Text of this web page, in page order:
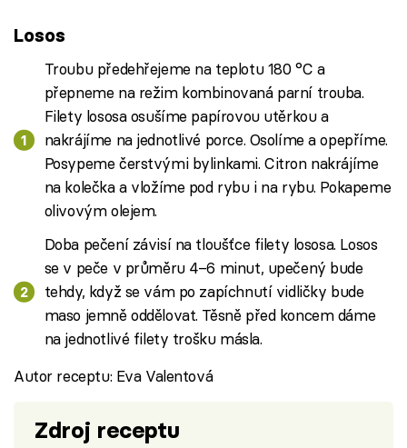
Losos
Troubu předehřejeme na teplotu 180 °C a
přepneme na režim kombinovaná parní trouba.
Filety lososa osušíme papírovou utěrkou a
nakrájíme na jednotlivé porce. Osolíme a opepříme.
Posypeme čerstvými bylinkami. Citron nakrájíme
na kolečka a vložíme pod rybu i na rybu. Pokapeme
olivovým olejem.
Doba pečení závisí na tloušťce filety lososa. Losos
se v peče v průměru 4–6 minut, upečený bude
tehdy, když se vám po zapíchnutí vidličky bude
maso jemně oddělovat. Těsně před koncem dáme
na jednotlivé filety trošku másla.
Autor receptu: Eva Valentová
Zdroj receptu